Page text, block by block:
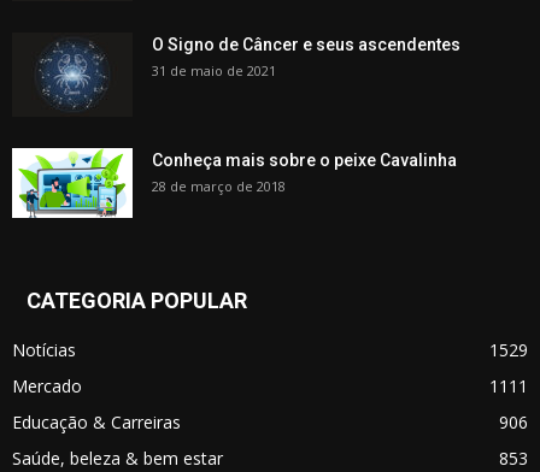
O Signo de Câncer e seus ascendentes
31 de maio de 2021
Conheça mais sobre o peixe Cavalinha
28 de março de 2018
CATEGORIA POPULAR
Notícias
1529
Mercado
1111
Educação & Carreiras
906
Saúde, beleza & bem estar
853